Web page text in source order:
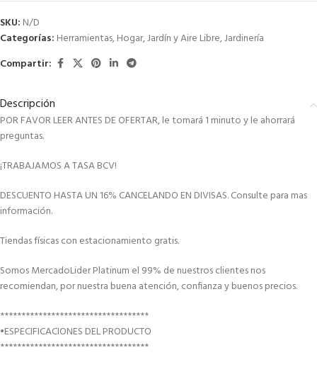
SKU: N/D
Categorías: Herramientas,Hogar,Jardín y Aire Libre,Jardinería
Compartir:
Descripción
POR FAVOR LEER ANTES DE OFERTAR, le tomará 1 minuto y le ahorrará
preguntas.
¡TRABAJAMOS A TASA BCV!
DESCUENTO HASTA UN 16% CANCELANDO EN DIVISAS. Consulte para mas
información.
Tiendas físicas con estacionamiento gratis.
Somos MercadoLider Platinum el 99% de nuestros clientes nos
recomiendan, por nuestra buena atención, confianza y buenos precios.
***********************************
•ESPECIFICACIONES DEL PRODUCTO
***********************************